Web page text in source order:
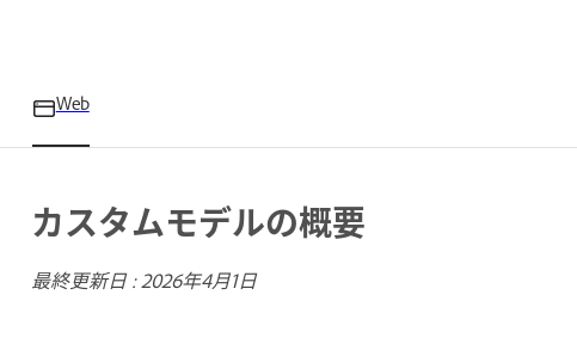
Web
カスタムモデルの概要
最終更新日 :2026年4月1日